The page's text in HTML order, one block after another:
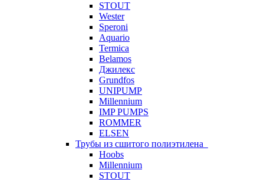
STOUT
Wester
Speroni
Aquario
Termica
Belamos
Джилекс
Grundfos
UNIPUMP
Millennium
IMP PUMPS
ROMMER
ELSEN
Трубы из сшитого полиэтилена
Hoobs
Millennium
STOUT